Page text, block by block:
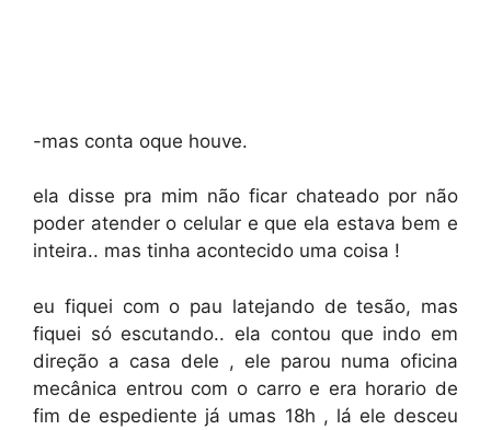
-mas conta oque houve.
ela disse pra mim não ficar chateado por não
poder atender o celular e que ela estava bem e
inteira.. mas tinha acontecido uma coisa !
eu fiquei com o pau latejando de tesão, mas
fiquei só escutando.. ela contou que indo em
direção a casa dele , ele parou numa oficina
mecânica entrou com o carro e era horario de
fim de espediente já umas 18h , lá ele desceu